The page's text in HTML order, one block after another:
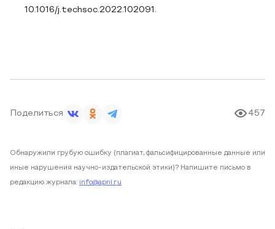
10.1016/j.techsoc.2022.102091.
Поделиться 457
Обнаружили грубую ошибку (плагиат, фальсифицированные данные или
иные нарушения научно-издательской этики)? Напишите письмо в
редакцию журнала: info@apni.ru